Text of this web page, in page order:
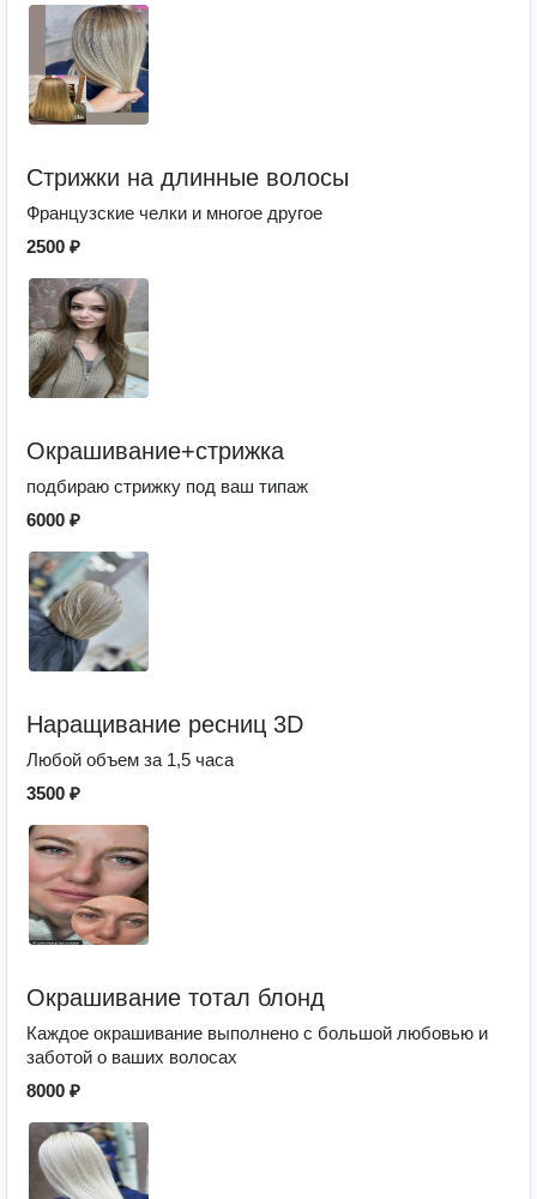
Стрижки на длинные волосы
Французские челки и многое другое
2500 ₽
Окрашивание+стрижка
подбираю стрижку под ваш типаж
6000 ₽
Наращивание ресниц 3D
Любой объем за 1,5 часа
3500 ₽
Окрашивание тотал блонд
Каждое окрашивание выполнено с большой любовью и
заботой о ваших волосах
8000 ₽